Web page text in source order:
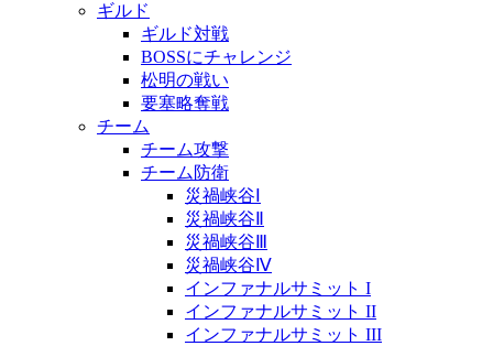
ギルド
ギルド対戦
BOSSにチャレンジ
松明の戦い
要塞略奪戦
チーム
チーム攻撃
チーム防衛
災禍峡谷Ⅰ
災禍峡谷Ⅱ
災禍峡谷Ⅲ
災禍峡谷Ⅳ
インファナルサミット I
インファナルサミット II
インファナルサミット III